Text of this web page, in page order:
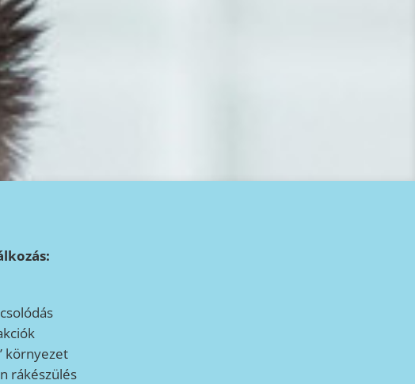
környezet
rákészülés